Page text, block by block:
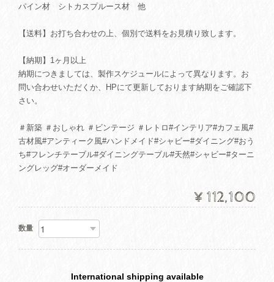
パイン材 シトカスプルース材 他
【送料】お打ち合わせの上、個別で送料をお見積り致します。
【納期】1ヶ月以上
納期につきましては、製作スケジュールによって異なります。お
問い合わせいただくか、HPにて更新しております納期をご確認下
さい。
＃新築 ＃おしゃれ ＃ビンテージ ＃レトロ#インテリア#カフェ風#
古材風#アンティーク風#ハンドメイド#シャビー#ダイニング#おう
ち#フレンチテーブル#ダイニングテーブル#天然#シャビー#ターニ
ングレッグ#オーダーメイド
¥112,100
数量
International shipping available